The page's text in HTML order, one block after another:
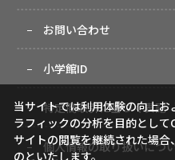
お問い合わせ
小学館ID
特定商取引に基づく表記
個人情報の取り扱いにつ
当サイトでは利用体験の向上
ラフィックの分析を目的として
サイトの閲覧を継続された場
のといたします。